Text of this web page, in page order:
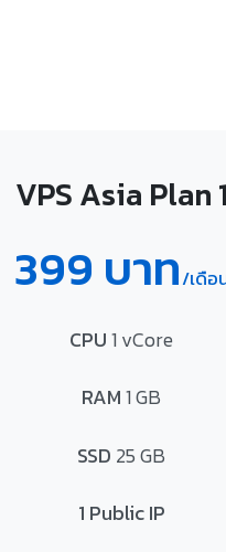
VPS Asia Plan 1
399 บาท/เดือ
CPU1 vCore
RAM1 GB
SSD 25 GB
1 Public IP